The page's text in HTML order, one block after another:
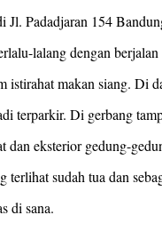
Padadjaran 154
lalang dengan
istirahat makan siang. Di
terparkir. Di gerbang
dan eksterior gedung-
terlihat sudah tua dan
di sana.